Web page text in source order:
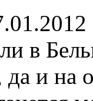
в
и на